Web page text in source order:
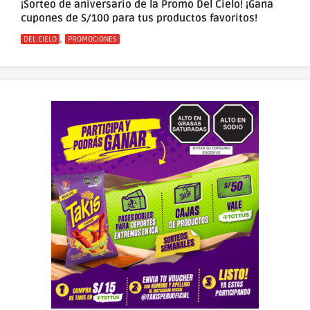
¡Sorteo de aniversario de la Promo Del Cielo! ¡Gana
cupones de S/100 para tus productos favoritos!
Categorías
DEL CIELO , PROMOCIONES